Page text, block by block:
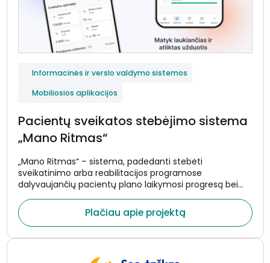
Informacinės ir verslo valdymo sistemos
Mobiliosios aplikacijos
Pacientų sveikatos stebėjimo sistema
„Mano Ritmas“
„Mano Ritmas“ – sistema, padedanti stebėti
sveikatinimo arba reabilitacijos programose
dalyvaujančių pacientų plano laikymosi progresą bei
programėlė primina apie plano tikslus bei užduotis,
surenka duomenis iš nešiojamųjų įrenginių bei
medicininių prietaisų ir perduoda šią informaciją į
gydytojams skirtą sistemą realiuoju laiku.
Plačiau apie projektą